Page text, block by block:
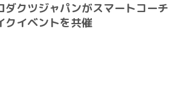
ダクツジャパンがスマートコーチ
クイベントを共催